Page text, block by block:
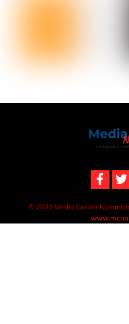
© 2022 Media Center